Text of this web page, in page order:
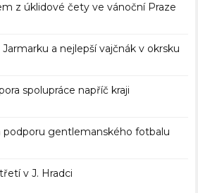
z úklidové čety ve vánoční Praze
a nejlepší vajčnák v okrsku
spolupráce napříč kraji
podporu gentlemanského fotbalu
v J. Hradci